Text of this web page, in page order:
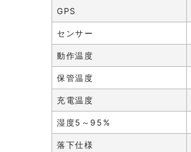
GPS
センサー
動作温度
保管温度
充電温度
湿度5～95%
落下仕様